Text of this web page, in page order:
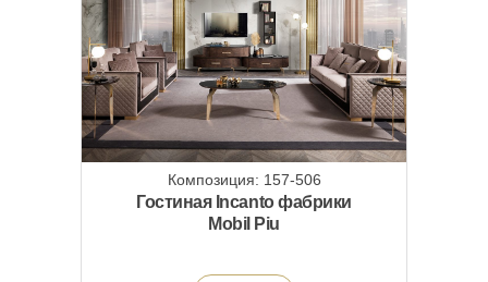
Композиция: 157-506
Гостиная Incanto фабрики
Mobil Piu